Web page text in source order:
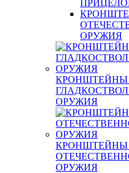
ОРУЖИЯ
КРОНШТЕЙНЫ
ОРУЖИЯ
КРОНШТЕЙНЫ
ОРУЖИЯ